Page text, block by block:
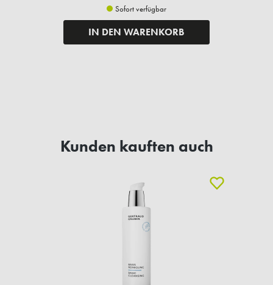
Sofort verfügbar
IN DEN WARENKORB
Kunden kauften auch